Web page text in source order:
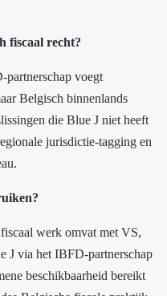
fiscaal recht?
voegt
Belgisch binnenlands
die Blue J niet heeft
jurisdictie-tagging en
werk omvat met VS,
J via het IBFD-partnerschap
beschikbaarheid bereikt